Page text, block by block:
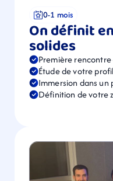
0-1 mois
On définit
solides
Première
Étude de votre
Immersion dans un
Définition de votre